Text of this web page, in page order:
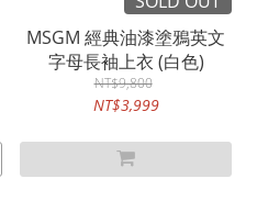
MSGM 經典油漆塗鴉英文
字母長袖上衣 (白色)
NT$9,800
NT$3,999